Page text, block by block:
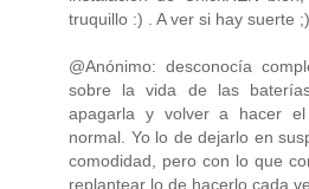
truquillo :) . A ver si hay suerte
@Anónimo: desconocía
sobre la vida de las
apagarla y volver a hacer
normal. Yo lo de dejarlo en
comodidad, pero con lo que
replantear lo de hacerlo cada